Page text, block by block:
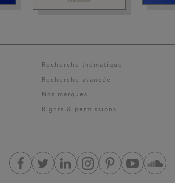
Recherche thématique
Recherche avancée
Nos marques
Rights & permissions